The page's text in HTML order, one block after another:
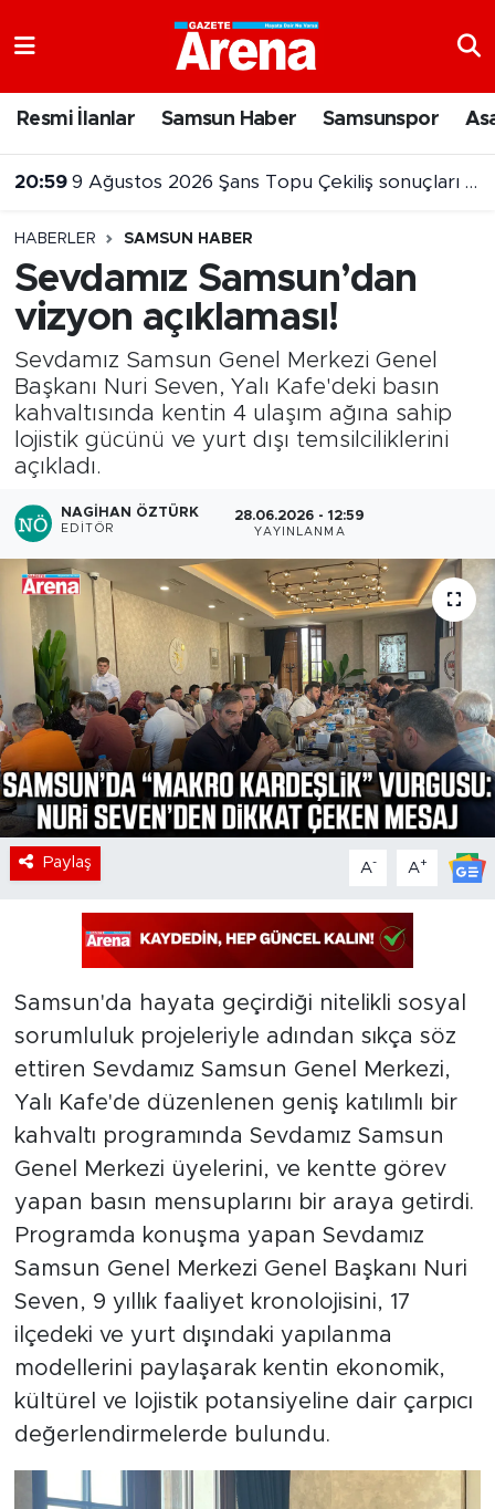
Resmi İlanlar Samsun Haber Samsunspor
20:10 Atakum sahilinde yeğenini kurtarma çabası faciayla bitti
HABERLER SAMSUN HABER
Sevdamız Samsun’dan
vizyon açıklaması!
Sevdamız Samsun Genel Merkezi Genel
Başkanı Nuri Seven, Yalı Kafe'deki basın
kahvaltısında kentin 4 ulaşım ağına sahip
lojistik gücünü ve yurt dışı temsilciliklerini
açıkladı.
NAGIHAN ÖZTÜRK
EDITÖR
28.06.2026 - 12:59
YAYINLANMA
Paylaş A- A+
Samsun'da hayata geçirdiği nitelikli sosyal
sorumluluk projeleriyle adından sıkça söz
ettiren Sevdamız Samsun Genel Merkezi,
Yalı Kafe'de düzenlenen geniş katılımlı bir
kahvaltı programında Sevdamız Samsun
Genel Merkezi üyelerini, ve kentte görev
yapan basın mensuplarını bir araya getirdi.
Programda konuşma yapan Sevdamız
Samsun Genel Merkezi Genel Başkanı Nuri
Seven, 9 yıllık faaliyet kronolojisini, 17
ilçedeki ve yurt dışındaki yapılanma
modellerini paylaşarak kentin ekonomik,
kültürel ve lojistik potansiyeline dair çarpıcı
değerlendirmelerde bulundu.
Samsun Namaz Vakitleri
Süper Lig Puan Durumu ve Fikstür
Tüm Manşetler
Son Dakika Haberleri
Haber Arşivi